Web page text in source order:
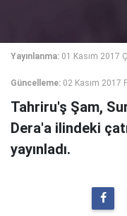
Yayınlanma: 01 Kasım 2017
Güncelleme: 02 Kasım 2017
Tahriru'ş Şam,
Dera'a ilindeki
yayınladı.